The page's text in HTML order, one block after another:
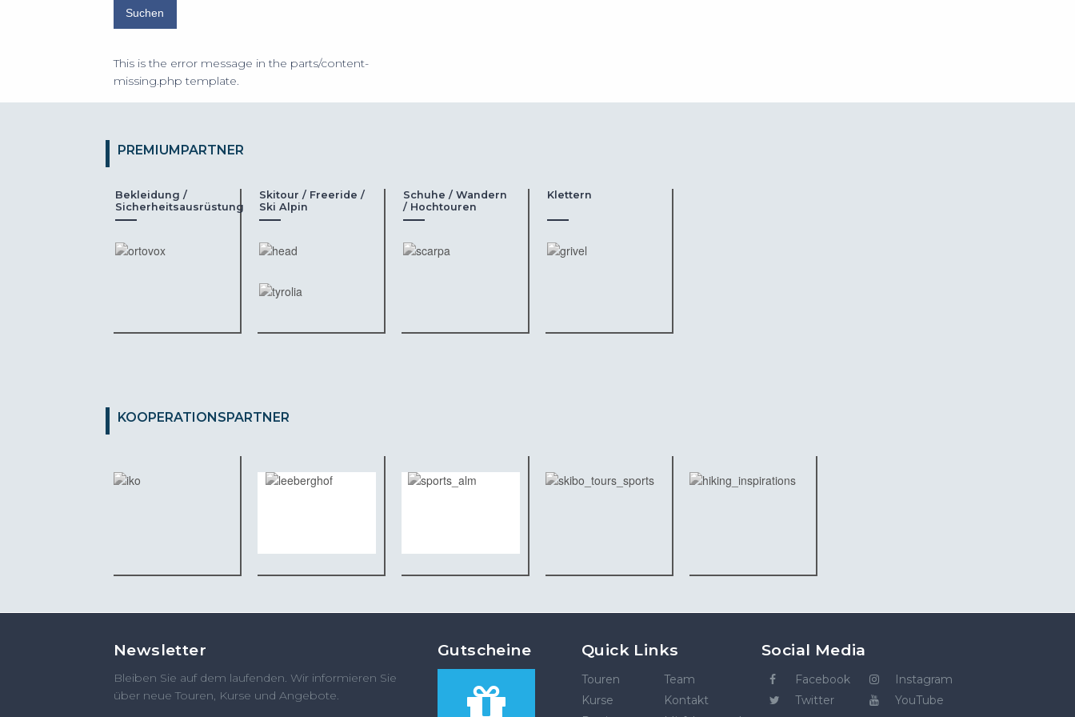
This is the error message in the parts/content-
missing.php template.
PREMIUMPARTNER
Bekleidung /
Sicherheitsausrüstung
Skitour / Freeride /
Ski Alpin
Schuhe / Wandern
/ Hochtouren
Klettern
KOOPERATIONSPARTNER
Newsletter
Bleiben Sie auf dem laufenden. Wir informieren Sie
über neue Touren, Kurse und Angebote.
Gutscheine Quick Links
Touren
Kurse
Team
Kontakt
Social Media
Facebook
Twitter
Instagram
YouTube